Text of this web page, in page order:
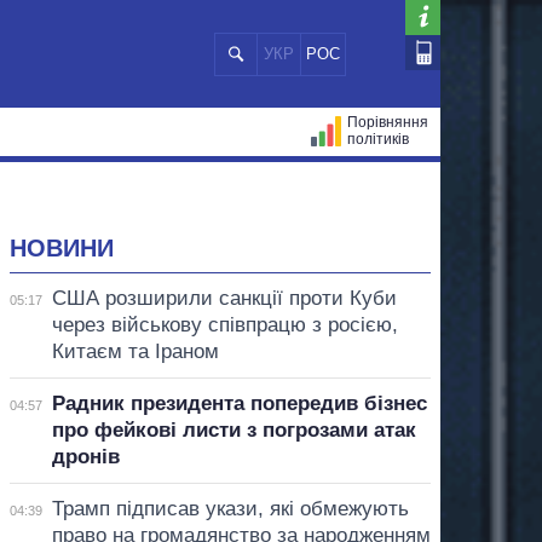
УКР РОС
Порівняння
політиків
НОВИНИ
05:17
США розширили санкції проти Куби
через військову співпрацю з росією,
Китаєм та Іраном
04:57
Радник президента попередив бізнес
про фейкові листи з погрозами атак
дронів
04:39
Трамп підписав укази, які обмежують
право на громадянство за народженням